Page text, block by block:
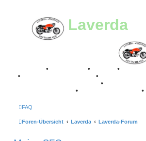
Laverda-
• • •
•
•
•
• •
FAQ
Foren-Übersicht Laverda Laverda-Forum